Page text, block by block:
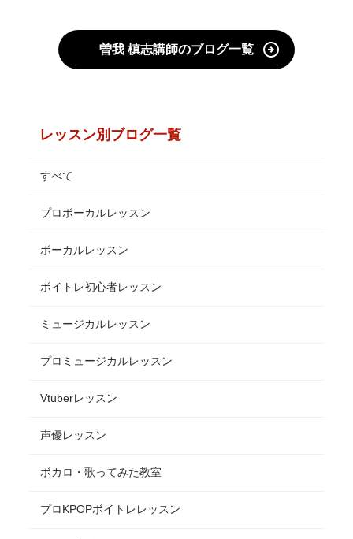
曽我 槙志講師のブログ一覧
レッスン別ブログ一覧
すべて
プロボーカルレッスン
ボーカルレッスン
ボイトレ初心者レッスン
ミュージカルレッスン
プロミュージカルレッスン
Vtuberレッスン
声優レッスン
ボカロ・歌ってみた教室
プロKPOPボイトレレッスン